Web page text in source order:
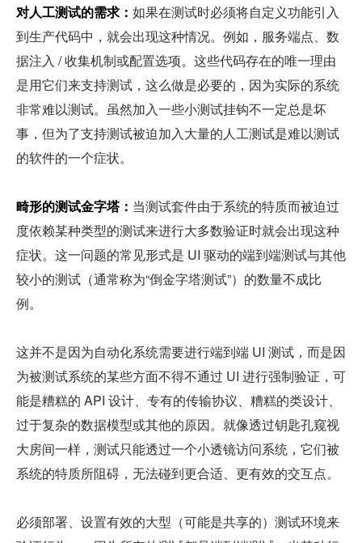
对人工测试的需求： 如果在测试时必须将自定义功能引入
到生产代码中，就会出现这种情况。例如，服务端点、数
据注入 / 收集机制或配置选项。这些代码存在的唯一理由
是用它们来支持测试，这么做是必要的，因为实际的系统
非常难以测试。虽然加入一些小测试挂钩不一定总是坏
事，但为了支持测试被迫加入大量的人工测试是难以测试
的软件的一个症状。
畸形的测试金字塔： 当测试套件由于系统的特质而被迫过
度依赖某种类型的测试来进行大多数验证时就会出现这种
症状。这一问题的常见形式是 UI 驱动的端到端测试与其他
较小的测试（通常称为“倒金字塔测试”）的数量不成比
例。
这并不是因为自动化系统需要进行端到端 UI 测试，而是因
为被测试系统的某些方面不得不通过 UI 进行强制验证，可
能是糟糕的 API 设计、专有的传输协议、糟糕的类设计、
过于复杂的数据模型或其他的原因。就像透过钥匙孔窥视
大房间一样，测试只能透过一个小透镜访问系统，它们被
系统的特质所阻碍，无法碰到更合适、更有效的交互点。
必须部署、设置有效的大型（可能是共享的）测试环境来